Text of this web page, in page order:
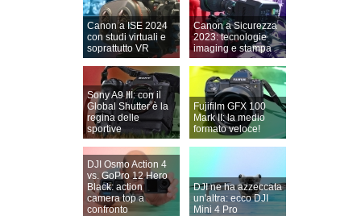
Canon a ISE 2024
con studi virtuali e
soprattutto VR
Canon a Sicurezza
2023: tecnologie
imaging e stampa
Sony A9 III: con il
Global Shutter è la
regina delle
sportive
Fujifilm GFX 100
Mark II: la medio
formato veloce!
DJI Osmo Action 4
vs. GoPro 12 Hero
Black: action
camera top a
confronto
DJI ne ha azzeccata
un'altra: ecco DJI
Mini 4 Pro